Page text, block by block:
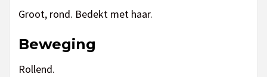
Groot, rond. Bedekt met haar.
Beweging
Rollend.